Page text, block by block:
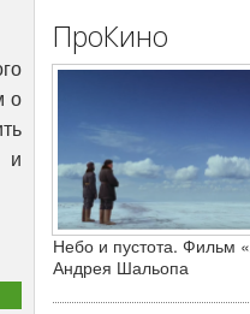
о
и
ПроКино
Небо и пустота. Фильм
Андрея Шальопа